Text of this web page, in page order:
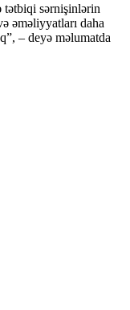
tətbiqi sərnişinlərin
əməliyyatları daha
– deyə məlumatda